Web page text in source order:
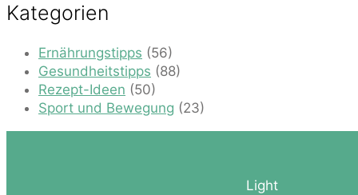
Kategorien
Ernährungstipps (56)
Gesundheitstipps (88)
Rezept-Ideen (50)
Sport und Bewegung (23)
Light